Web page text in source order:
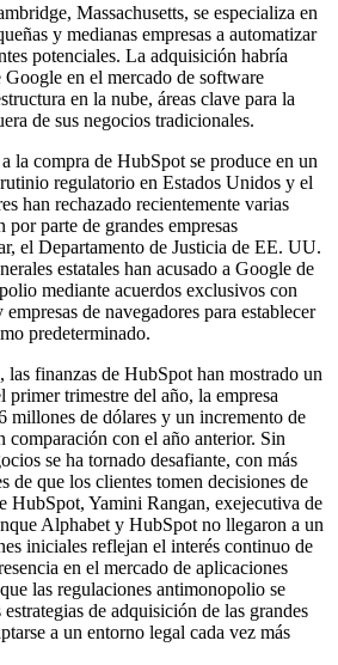
Massachusetts, se especializa en
y medianas empresas a automatizar
potenciales. La adquisición habría
en el mercado de software
en la nube, áreas clave para la
de sus negocios tradicionales.
la compra de HubSpot se produce en un
regulatorio en Estados Unidos y el
han rechazado recientemente varias
por parte de grandes empresas
el Departamento de Justicia de EE. UU.
estatales han acusado a Google de
mediante acuerdos exclusivos con
de navegadores para establecer
predeterminado.
las finanzas de HubSpot han mostrado un
primer trimestre del año, la empresa
millones de dólares y un incremento de
comparación con el año anterior. Sin
se ha tornado desafiante, con más
de que los clientes tomen decisiones de
HubSpot, Yamini Rangan, exejecutiva de
Alphabet y HubSpot no llegaron a un
iniciales reflejan el interés continuo de
en el mercado de aplicaciones
las regulaciones antimonopolio se
de adquisición de las grandes
a un entorno legal cada vez más